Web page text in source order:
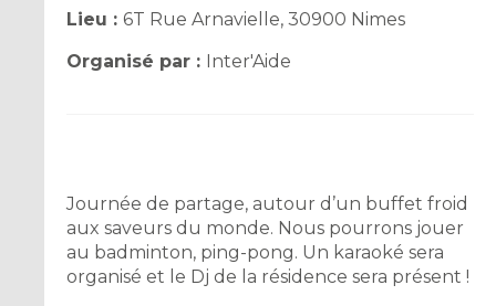
Lieu :6T Rue Arnavielle, 30900 Nimes
Organisé par : Inter'Aide
Journée de partage, autour d’un buffet froid
aux saveurs du monde. Nous pourrons jouer
au badminton, ping-pong. Un karaoké sera
organisé et le Dj de la résidence sera présent !